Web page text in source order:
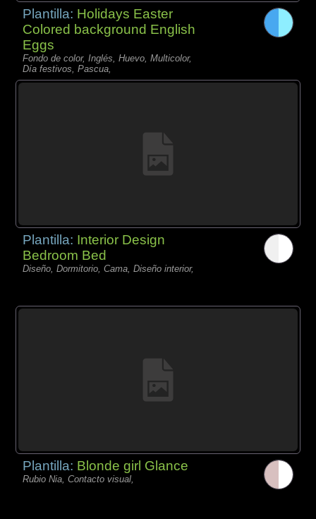
Plantilla: Holidays Easter
Colored background English
Eggs
Fondo de color, Inglés, Huevo, Multicolor,
Día festivos, Pascua,
Plantilla: Interior Design
Bedroom Bed
Diseño, Dormitorio, Cama, Diseño interior,
Plantilla: Blonde girl Glance
Rubio Nia, Contacto visual,